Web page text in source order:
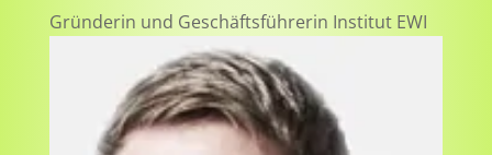
Gründerin und Geschäftsführerin Institut EWI